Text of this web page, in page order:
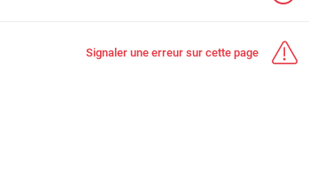
Signaler une erreur sur cette page